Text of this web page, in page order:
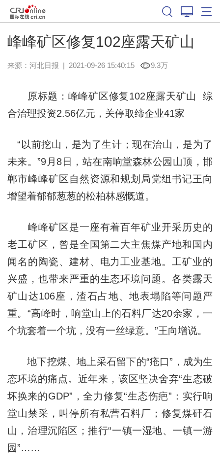
峰峰矿区修复102座露天矿山
来源： 河北日报 | 2021-09-26 15:40:15 9.3万
原标题：峰峰矿区修复102座露天矿山 综
合治理投资2.56亿元，关停取缔企业41家
“以前挖山，是为了生计；现在治山，是为了
未来。”9月8日，站在南响堂森林公园山顶，邯
郸市峰峰矿区自然资源和规划局党组书记王向
增望着郁郁葱葱的松柏林感慨道。
峰峰矿区是一座有着百年矿业开采历史的
老工矿区，曾是全国第二大主焦煤产地和国内
闻名的陶瓷、建材、电力工业基地。工矿业的
兴盛，也带来严重的生态环境问题。各类露天
矿山达106座，渣石占地、地表塌陷等问题严
重。“高峰时，响堂山上的石料厂达20余家，一
个坑套着一个坑，没有一丝绿意。”王向增说。
地下挖煤、地上采石留下的“疮口”，成为生
态环境的痛点。近年来，该区坚决舍弃“生态破
坏换来的GDP”，全力修复“生态伤疤”：实行响
堂山禁采，叫停所有私营石料厂；修复煤矸石
山，治理沉陷区；推行“一镇一湿地、一镇一游
园”……